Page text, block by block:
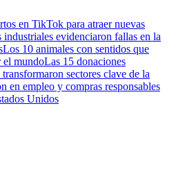
en TikTok para atraer nuevas
industriales evidenciaron fallas en la
Los 10 animales con sentidos que
el mundoLas 15 donaciones
sectores clave de la
en empleo y compras responsables
Unidos